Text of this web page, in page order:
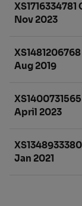
Nov 2023
Aug 2019
April 2023
Jan 2021